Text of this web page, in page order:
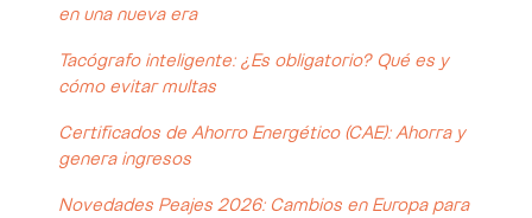
en una nueva era
Tacógrafo inteligente: ¿Es obligatorio? Qué es y
cómo evitar multas
Certificados de Ahorro Energético (CAE): Ahorra y
genera ingresos
Novedades Peajes 2026: Cambios en Europa para